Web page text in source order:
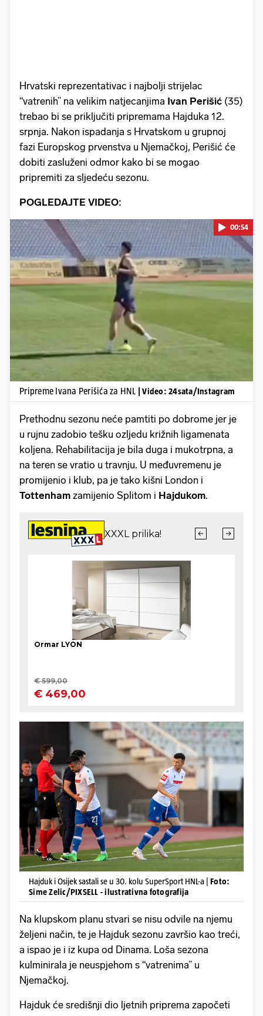
Hrvatski reprezentativac i najbolji strijelac
“vatrenih” na velikim natjecanjima Ivan Perišić (35)
trebao bi se priključiti pripremama Hajduka 12.
srpnja. Nakon ispadanja s Hrvatskom u grupnoj
fazi Europskog prvenstva u Njemačkoj, Perišić će
dobiti zasluženi odmor kako bi se mogao
pripremiti za sljedeću sezonu.
POGLEDAJTE VIDEO:
Pokretanje videa...
00:54
Pripreme Ivana Perišića za HNL | Video: 24sata/Instagram
Prethodnu sezonu neće pamtiti po dobrome jer je
u rujnu zadobio tešku ozljedu križnih ligamenata
koljena. Rehabilitacija je bila duga i mukotrpna, a
na teren se vratio u travnju. U međuvremenu je
promijenio i klub, pa je tako kišni London i
Tottenham zamijenio Splitom i Hajdukom.
Hajduk i Osijek sastali se u 30. kolu SuperSport HNL-a | Foto:
Sime Zelic/PIXSELL - ilustrativna fotografija
Na klupskom planu stvari se nisu odvile na njemu
željeni način, te je Hajduk sezonu završio kao treći,
a ispao je i iz kupa od Dinama. Loša sezona
kulminirala je neuspjehom s “vatrenima” u
Njemačkoj.
Hajduk će središnji dio ljetnih priprema započeti